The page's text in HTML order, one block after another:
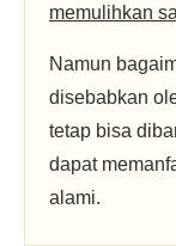
memulihkan
Namun
disebabkan
tetap bisa
dapat
alami.